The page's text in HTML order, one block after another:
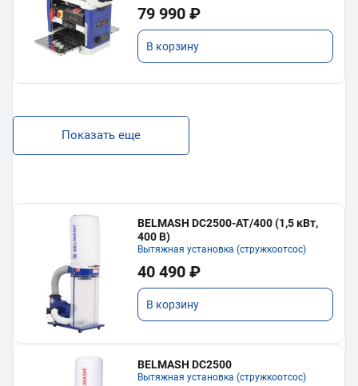
79 990 ₽
В корзину
Показать еще
BELMASH DC2500-AT/400 (1,5 кВт,
400 В)
Вытяжная установка (стружкоотсос)
40 490 ₽
В корзину
BELMASH DC2500
Вытяжная установка (стружкоотсос)